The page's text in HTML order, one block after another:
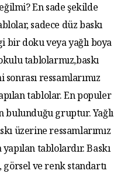
En sade şekilde
sadece düz baskı
bir doku veya yağlı boya
tablolarmız,baskı
ressamlarımız
tablolar. En populer
bulunduğu gruptur. Yağlı
üzerine ressamlarımız
tablolardır. Baskı
görsel ve renk standartı